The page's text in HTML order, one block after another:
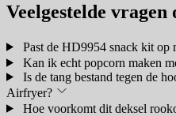
Veelgestelde
Past de HD9954 snack kit
Kan ik echt popcorn maken
Is de tang bestand tegen de
Airfryer?
Hoe voorkomt dit deksel